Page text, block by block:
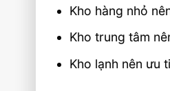
Kho hàng nhỏ
Kho trung tâm
Kho lạnh nên ưu